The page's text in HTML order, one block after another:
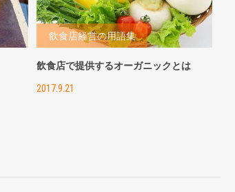
飲食店経営の用語集
飲食店で提供するオーガニックとは
2017.9.21